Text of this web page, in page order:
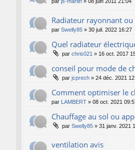
par js-martin » 08 juin 2011 21:04
Radiateur rayonnant
par Swelly85 » 30 juil. 2022 16:27
Quel radiateur
par chris021 » 16 oct. 2017
conseil pour mode de
par jcprech » 24 déc. 2021
Comment optimiser le
par LAMBERT » 08 oct. 2021
Chauffage au sol ou
par Swelly85 » 31 janv. 2021
ventilation avis